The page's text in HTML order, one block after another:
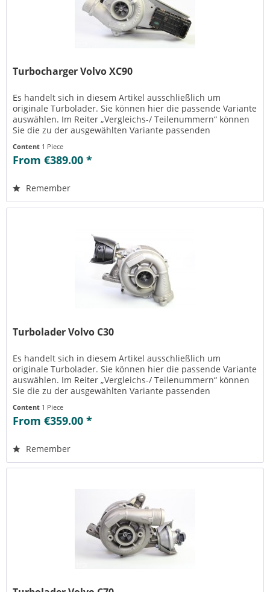
Turbocharger Volvo XC90
Es handelt sich in diesem Artikel ausschließlich um
originale Turbolader. Sie können hier die passende Variante
auswählen. Im Reiter „Vergleichs-/ Teilenummern“ können
Sie die zu der ausgewählten Variante passenden
Content 1 Piece
From €389.00 *
Remember
Turbolader Volvo C30
Es handelt sich in diesem Artikel ausschließlich um
originale Turbolader. Sie können hier die passende Variante
auswählen. Im Reiter „Vergleichs-/ Teilenummern“ können
Sie die zu der ausgewählten Variante passenden
Content 1 Piece
From €359.00 *
Remember